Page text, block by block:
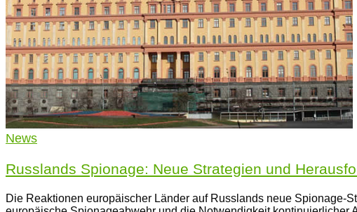
News
Russlands Spionage: Neue Strategien und
Die Reaktionen europäischer Länder auf Russlands neue Spionage-